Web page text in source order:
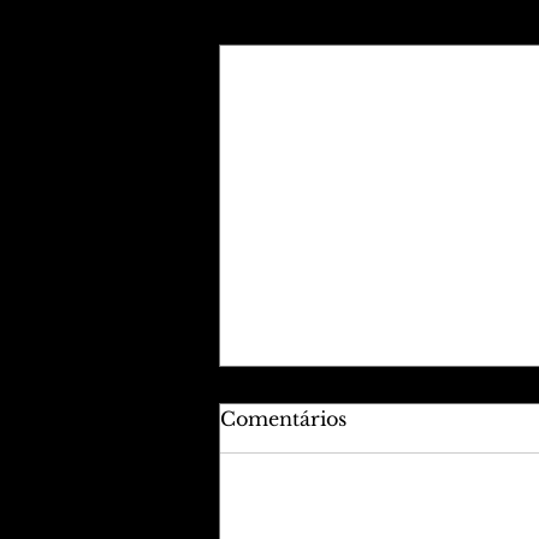
Comentários